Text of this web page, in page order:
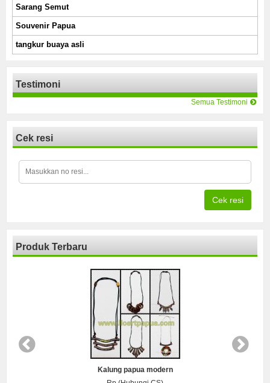
Sarang Semut
Souvenir Papua
tangkur buaya asli
Testimoni
Semua Testimoni
Cek resi
Cek resi
Produk Terbaru
Kalung papua modern